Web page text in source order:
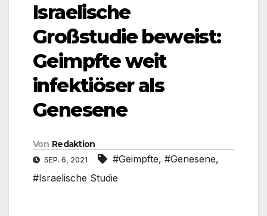
Israelische
Großstudie beweist:
Geimpfte weit
infektiöser als
Genesene
Von Redaktion
SEP. 6, 2021 #Geimpfte, #Genesene,
#Israelische Studie